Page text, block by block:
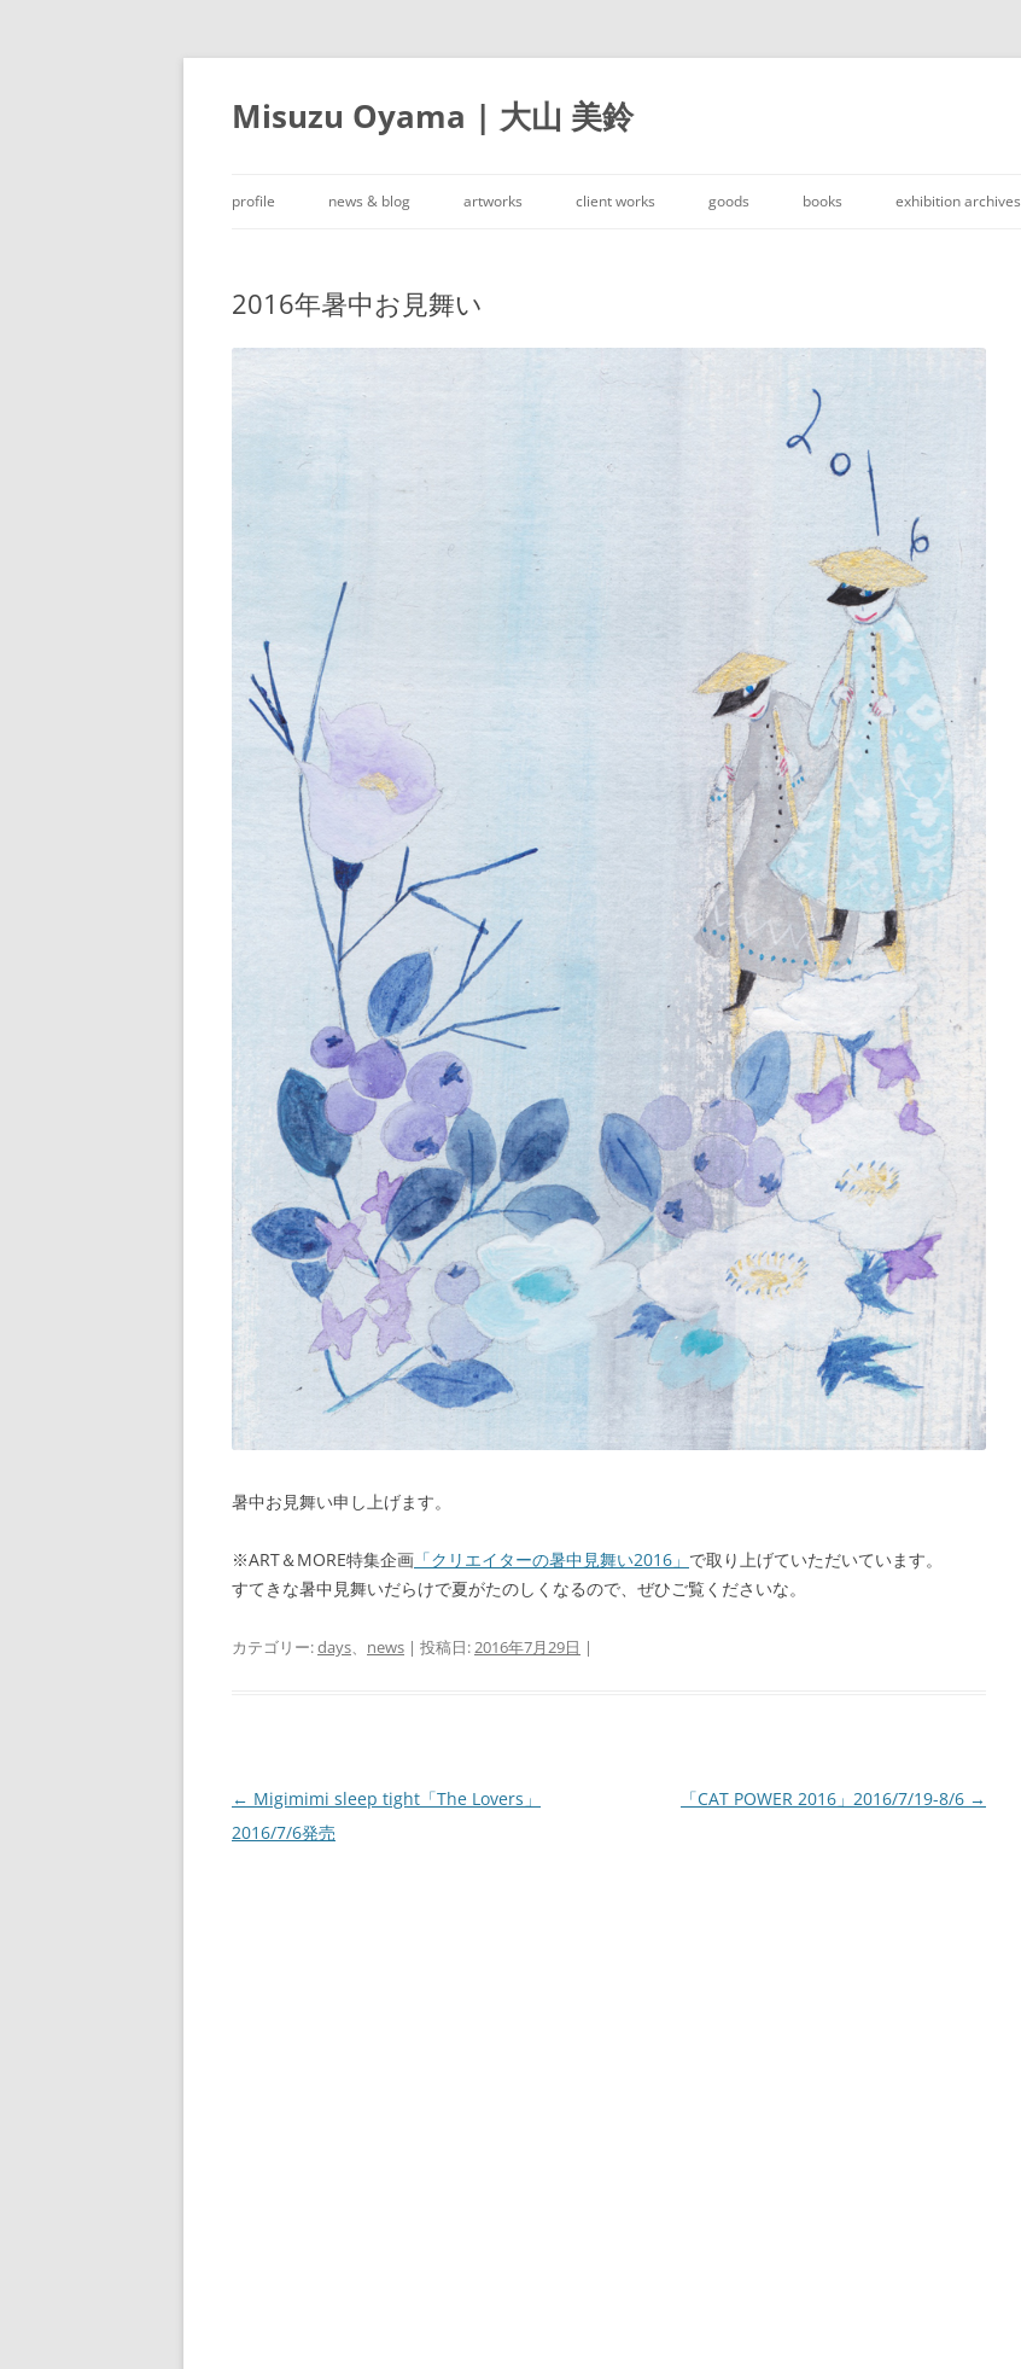
Misuzu Oyama | 大山 美鈴
ン
profile news & blog artworks client works goods books exhibition archives
2016年暑中お見舞い
暑中お見舞い申し上げます。
※ART＆MORE特集企画 「クリエイターの暑中見舞い2016」 で取り上げていただいています。
すてきな暑中見舞いだらけで夏がたのしくなるので、ぜひご覧くださいな。
カテゴリー:days、 news | 投稿日:2016年7月29日 |
投
稿
← Migimimi sleep tight「The Lovers」
2016/7/6発売
「CAT POWER 2016」2016/7/19-8/6 →